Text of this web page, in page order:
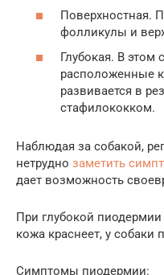
Поверхностная.
фолликулы и
Глубокая. В этом
расположенные
развивается в
стафилококком.
Наблюдая за собакой,
нетрудно заметить
дает возможность
При глубокой
кожа краснеет, у собаки
Симптомы пиодермии: